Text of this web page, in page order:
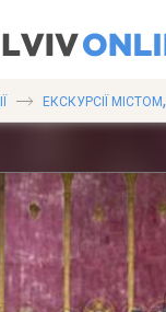
ЕКСКУРСІЇ МІСТОМ,